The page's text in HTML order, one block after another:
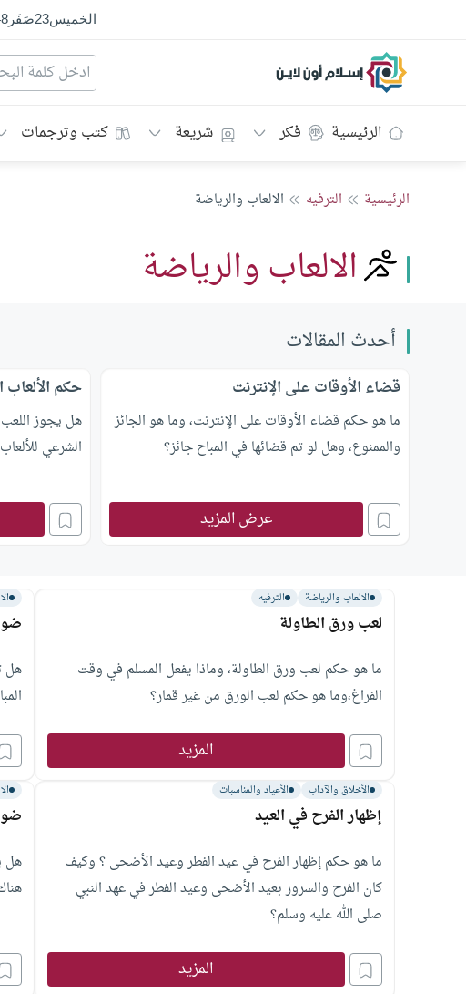
الخميس23صَفَر
إسلام أون لاين
الرئيسية فكر شريعة كتب وترجمات
الرئيسية الترفيه الالعاب والرياضة
الالعاب والرياضة
أحدث المقالات
قضاء الأوقات على الإنترنت
ما هو حكم قضاء الأوقات على الإنترنت، وما هو الجائز
والممنوع، وهل لو تم قضائها في المباح جائز؟
عرض المزيد
حكم الألعاب
هل يجوز اللعب
الشرعي
الالعاب والرياضة الترفيه
لعب ورق الطاولة
ما هو حكم لعب ورق الطاولة، وماذا يفعل المسلم في وقت
الفراغ،وما هو حكم لعب الورق من غير قمار؟
المزيد
هل
الأخلاق والآداب الأعياد والمناسبات
إظهار الفرح في العيد
ما هو حكم إظهار الفرح في عيد الفطر وعيد الأضحى ؟ وكيف
كان الفرح والسرور بعيد الأضحى وعيد الفطر في عهد النبي
صلى الله عليه وسلم؟
المزيد
هل